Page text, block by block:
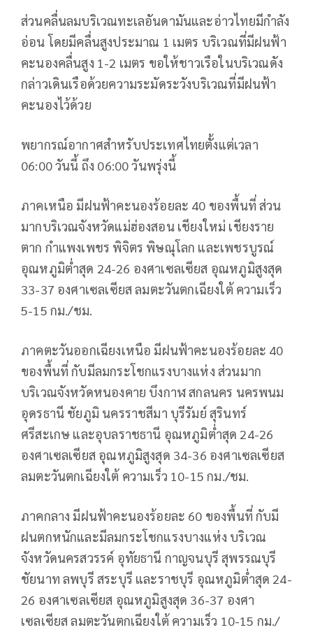
ส่วนคลื่นลมบริเวณทะเลอันดามันและอ่าวไทยมีกำลัง
อ่อน โดยมีคลื่นสูงประมาณ 1 เมตร บริเวณที่มีฝนฟ้า
คะนองคลื่นสูง 1-2 เมตร ขอให้ชาวเรือในบริเวณดัง
กล่าวเดินเรือด้วยความระมัดระวังบริเวณที่มีฝนฟ้า
คะนองไว้ด้วย
พยากรณ์อากาศสำหรับประเทศไทยตั้งแต่เวลา
06:00 วันนี้ ถึง 06:00 วันพรุ่งนี้
ภาคเหนือ มีฝนฟ้าคะนองร้อยละ 40 ของพื้นที่ ส่วน
มากบริเวณจังหวัดแม่ฮ่องสอน เชียงใหม่ เชียงราย
ตาก กำแพงเพชร พิจิตร พิษณุโลก และเพชรบูรณ์
อุณหภูมิต่ำสุด 24-26 องศาเซลเซียส อุณหภูมิสูงสุด
33-37 องศาเซลเซียส ลมตะวันตกเฉียงใต้ ความเร็ว
5-15 กม./ชม.
ภาคตะวันออกเฉียงเหนือ มีฝนฟ้าคะนองร้อยละ 40
ของพื้นที่ กับมีลมกระโชกแรงบางแห่ง ส่วนมาก
บริเวณจังหวัดหนองคาย บึงกาฬ สกลนคร นครพนม
อุดรธานี ชัยภูมิ นครราชสีมา บุรีรัมย์ สุรินทร์
ศรีสะเกษ และอุบลราชธานี อุณหภูมิต่ำสุด 24-26
องศาเซลเซียส อุณหภูมิสูงสุด 34-36 องศาเซลเซียส
ลมตะวันตกเฉียงใต้ ความเร็ว 10-15 กม./ชม.
ภาคกลาง มีฝนฟ้าคะนองร้อยละ 60 ของพื้นที่ กับมี
ฝนตกหนักและมีลมกระโชกแรงบางแห่ง บริเวณ
จังหวัดนครสวรรค์ อุทัยธานี กาญจนบุรี สุพรรณบุรี
ชัยนาท ลพบุรี สระบุรี และราชบุรี อุณหภูมิต่ำสุด 24-
26 องศาเซลเซียส อุณหภูมิสูงสุด 36-37 องศา
เซลเซียส ลมตะวันตกเฉียงใต้ ความเร็ว 10-15 กม./